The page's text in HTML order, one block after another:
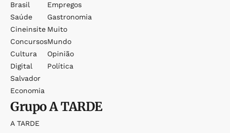
Brasil
Saúde
Cineinsite
Concursos
Cultura
Digital
Salvador
Economia
Empregos
Gastronomia
Muito
Mundo
Opinião
Política
GrupoA TARDE
A TARDE